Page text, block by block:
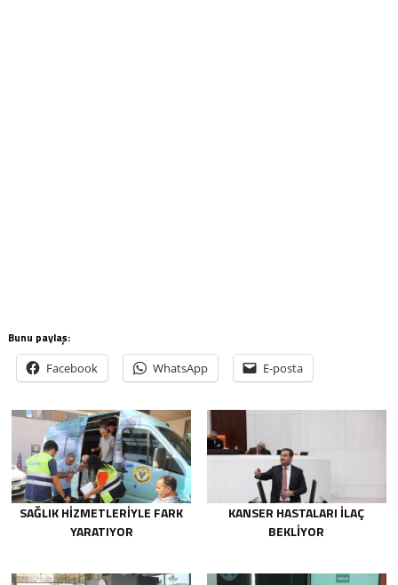
Bunu paylaş:
Facebook WhatsApp E-posta
SAĞLIK HIZMETLERIYLE FARK
YARATIYOR
KANSER HASTALARI İLAÇ
BEKLIYOR